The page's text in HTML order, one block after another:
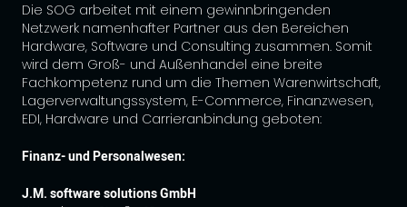
Die SOG arbeitet mit einem gewinnbringenden
Netzwerk namenhafter Partner aus den Bereichen
Hardware, Software und Consulting zusammen. Somit
wird dem Groß- und Außenhandel eine breite
Fachkompetenz rund um die Themen Warenwirtschaft,
Lagerverwaltungssystem, E-Commerce, Finanzwesen,
EDI, Hardware und Carrieranbindung geboten:
Finanz- und Personalwesen:
J.M. software solutions GmbH